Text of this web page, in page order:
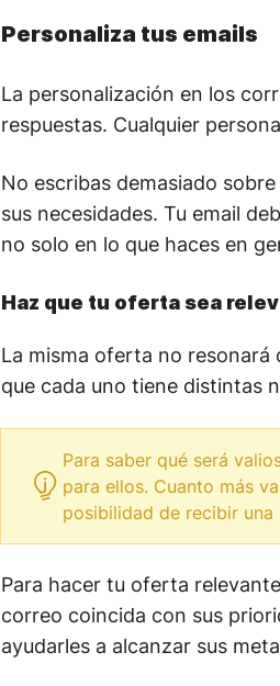
Personaliza tus emails
La personalización en los
respuestas. Cualquier
No escribas demasiado
sus necesidades. Tu email
no solo en lo que haces en
Haz que tu oferta sea
La misma oferta no resonará
que cada uno tiene distintas
Para saber qué será
para ellos. Cuanto más
posibilidad de recibir una
Para hacer tu oferta
correo coincida con sus
ayudarles a alcanzar sus